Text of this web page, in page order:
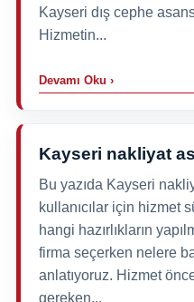
Kayseri dış cephe
Hizmetin...
Devamı Oku ›
Kayseri nakliyat
Bu yazıda Kayseri
kullanıcılar için hizmet
hangi hazırlıkların
firma seçerken nelere
anlatıyoruz. Hizmet
gereken...